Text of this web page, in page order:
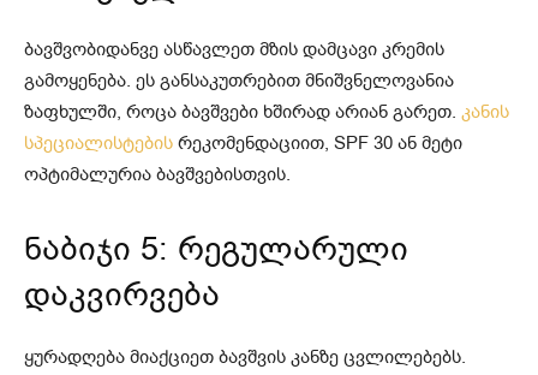
ბავშვობიდანვე ასწავლეთ მზის დამცავი კრემის
გამოყენება. ეს განსაკუთრებით მნიშვნელოვანია
ზაფხულში, როცა ბავშვები ხშირად არიან გარეთ. კანის
სპეციალისტების რეკომენდაციით, SPF 30 ან მეტი
ოპტიმალურია ბავშვებისთვის.
ნაბიჯი 5: რეგულარული
დაკვირვება
ყურადღება მიაქციეთ ბავშვის კანზე ცვლილებებს.